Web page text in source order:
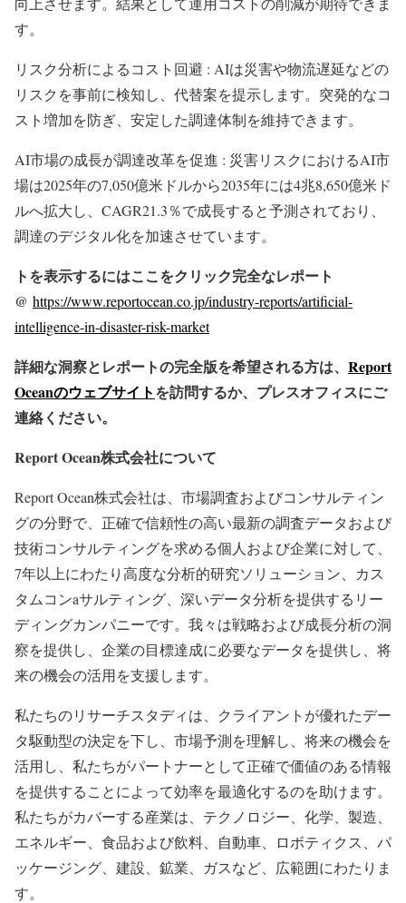
す。
リスク分析によるコスト回避 : AIは災害や物流遅延などの
リスクを事前に検知し、代替案を提示します。突発的なコ
スト増加を防ぎ、安定した調達体制を維持できます。
AI市場の成長が調達改革を促進 : 災害リスクにおけるAI市
場は2025年の7,050億米ドルから2035年には4兆8,650億米ド
ルへ拡大し、CAGR21.3％で成長すると予測されており、
調達のデジタル化を加速させています。
トを表示するにはここをクリック完全なレポート
@ https://www.reportocean.co.jp/industry-reports/artificial-
intelligence-in-disaster-risk-market
詳細な洞察とレポートの完全版を希望される方は、 Report
Oceanのウェブサイトを訪問するか、プレスオフィスにご
連絡ください。
Report Ocean株式会社について
Report Ocean株式会社は、市場調査およびコンサルティン
グの分野で、正確で信頼性の高い最新の調査データおよび
技術コンサルティングを求める個人および企業に対して、
7年以上にわたり高度な分析的研究ソリューション、カス
タムコンaサルティング、深いデータ分析を提供するリー
ディングカンパニーです。我々は戦略および成長分析の洞
察を提供し、企業の目標達成に必要なデータを提供し、将
来の機会の活用を支援します。
私たちのリサーチスタディは、クライアントが優れたデー
タ駆動型の決定を下し、市場予測を理解し、将来の機会を
活用し、私たちがパートナーとして正確で価値のある情報
を提供することによって効率を最適化するのを助けます。
私たちがカバーする産業は、テクノロジー、化学、製造、
エネルギー、食品および飲料、自動車、ロボティクス、パ
ッケージング、建設、鉱業、ガスなど、広範囲にわたりま
す。